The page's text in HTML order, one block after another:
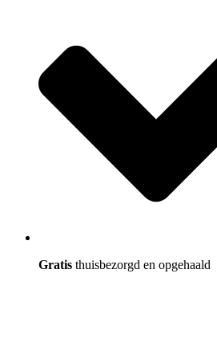
Gratis thuisbezorgd en opgehaald